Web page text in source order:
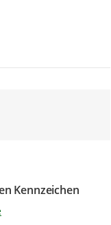
Kennzeichen